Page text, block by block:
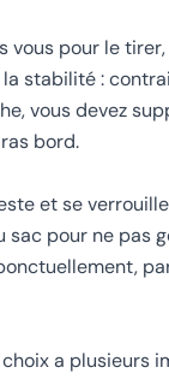
pour le
stabilité :
vous devez
bord.
et se
pour ne pas
a plusieurs